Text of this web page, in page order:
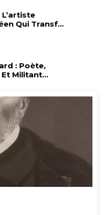
Qui Transf...
: Poète,
Militant...